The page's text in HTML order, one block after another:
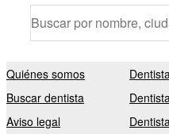
Quiénes somos
Buscar dentista
Aviso legal